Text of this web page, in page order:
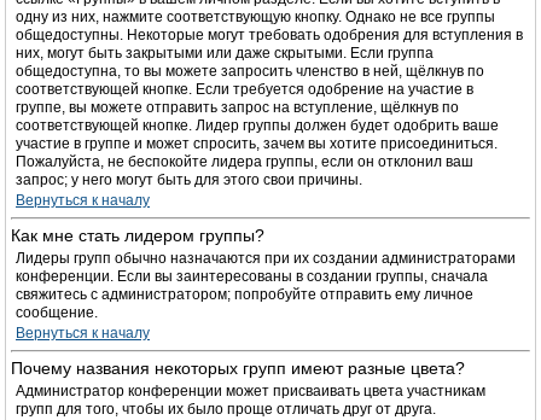
одну из них, нажмите соответствующую кнопку. Однако не все группы
общедоступны. Некоторые могут требовать одобрения для вступления в
них, могут быть закрытыми или даже скрытыми. Если группа
общедоступна, то вы можете запросить членство в ней, щёлкнув по
соответствующей кнопке. Если требуется одобрение на участие в
группе, вы можете отправить запрос на вступление, щёлкнув по
соответствующей кнопке. Лидер группы должен будет одобрить ваше
участие в группе и может спросить, зачем вы хотите присоединиться.
Пожалуйста, не беспокойте лидера группы, если он отклонил ваш
запрос; у него могут быть для этого свои причины.
Вернуться к началу
Как мне стать лидером группы?
Лидеры групп обычно назначаются при их создании администраторами
конференции. Если вы заинтересованы в создании группы, сначала
свяжитесь с администратором; попробуйте отправить ему личное
сообщение.
Вернуться к началу
Почему названия некоторых групп имеют разные цвета?
Администратор конференции может присваивать цвета участникам
групп для того, чтобы их было проще отличать друг от друга.